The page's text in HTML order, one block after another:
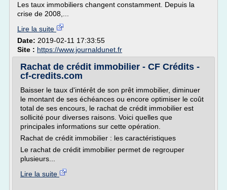
Les taux immobiliers changent constamment. Depuis la
crise de 2008,...
Lire la suite
Date: 2019-02-11 17:33:55
Site : https://www.journaldunet.fr
Rachat de crédit immobilier - CF Crédits -
cf-credits.com
Baisser le taux d'intérêt de son prêt immobilier, diminuer
le montant de ses échéances ou encore optimiser le coût
total de ses encours, le rachat de crédit immobilier est
sollicité pour diverses raisons. Voici quelles que
principales informations sur cette opération.
Rachat de crédit immobilier : les caractéristiques
Le rachat de crédit immobilier permet de regrouper
plusieurs...
Lire la suite